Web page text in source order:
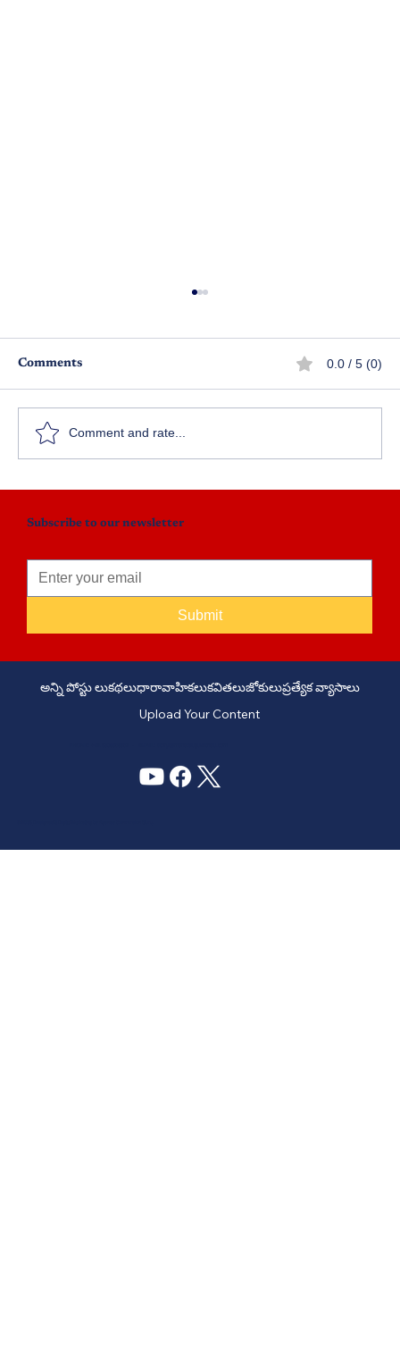
Comments 0.0 / 5 (0)
Comment and rate...
Subscribe to our newsletter
Submit
అన్ని పోస్టు లుకథలుధారావాహికలుకవితలుజోకులుప్రత్యేక వ్యాసాలు
Upload Your Content